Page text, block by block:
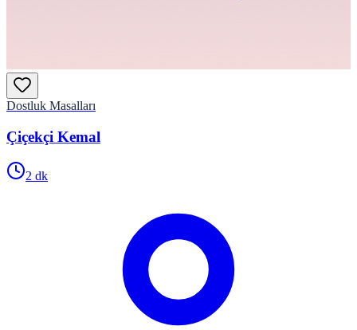
Dostluk Masalları
Çiçekçi Kemal
2 dk